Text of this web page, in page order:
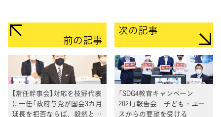
前の記事
【常任幹事会】対応を枝野代表
に一任「政府与党が国会3カ月
延長を拒否ならば、毅然と対
次の記事
「SDG4教育キャンペーン
2021」報告会 子ども・ユー
スからの要望を受ける